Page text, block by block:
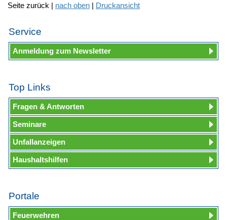
Seite zurück | nach oben | Druckansicht
Service
Anmeldung zum Newsletter
Top Links
Fragen & Antworten
Seminare
Unfallanzeigen
Haushaltshilfen
Portale
Feuerwehren